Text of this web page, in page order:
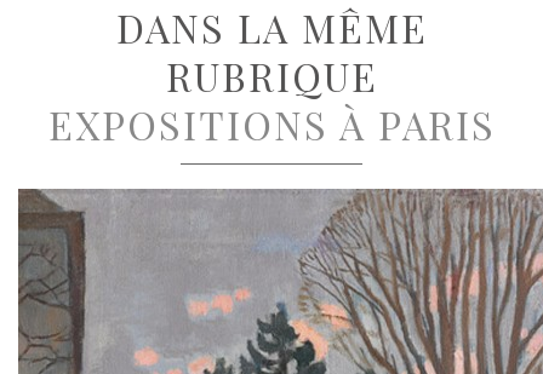
DANS LA MÊME
RUBRIQUE
EXPOSITIONS À PARIS